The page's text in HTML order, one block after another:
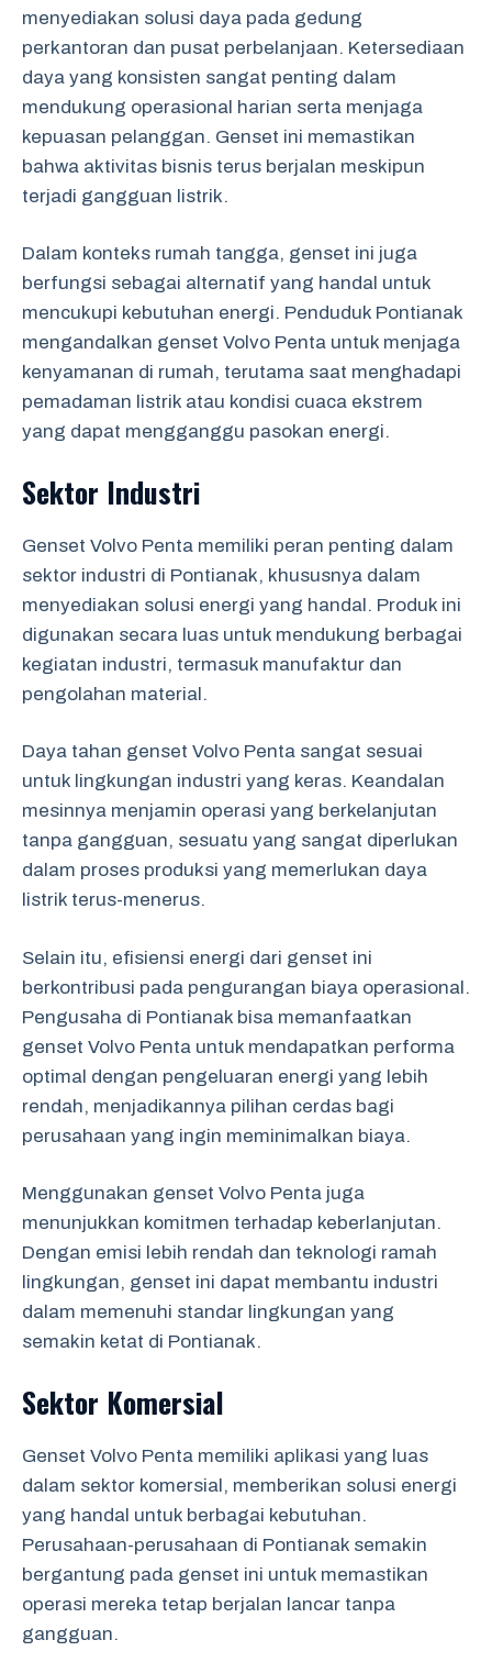
menyediakan solusi daya pada gedung
perkantoran dan pusat perbelanjaan. Ketersediaan
daya yang konsisten sangat penting dalam
mendukung operasional harian serta menjaga
kepuasan pelanggan. Genset ini memastikan
bahwa aktivitas bisnis terus berjalan meskipun
terjadi gangguan listrik.
Dalam konteks rumah tangga, genset ini juga
berfungsi sebagai alternatif yang handal untuk
mencukupi kebutuhan energi. Penduduk Pontianak
mengandalkan genset Volvo Penta untuk menjaga
kenyamanan di rumah, terutama saat menghadapi
pemadaman listrik atau kondisi cuaca ekstrem
yang dapat mengganggu pasokan energi.
Sektor Industri
Genset Volvo Penta memiliki peran penting dalam
sektor industri di Pontianak, khususnya dalam
menyediakan solusi energi yang handal. Produk ini
digunakan secara luas untuk mendukung berbagai
kegiatan industri, termasuk manufaktur dan
pengolahan material.
Daya tahan genset Volvo Penta sangat sesuai
untuk lingkungan industri yang keras. Keandalan
mesinnya menjamin operasi yang berkelanjutan
tanpa gangguan, sesuatu yang sangat diperlukan
dalam proses produksi yang memerlukan daya
listrik terus-menerus.
Selain itu, efisiensi energi dari genset ini
berkontribusi pada pengurangan biaya operasional.
Pengusaha di Pontianak bisa memanfaatkan
genset Volvo Penta untuk mendapatkan performa
optimal dengan pengeluaran energi yang lebih
rendah, menjadikannya pilihan cerdas bagi
perusahaan yang ingin meminimalkan biaya.
Menggunakan genset Volvo Penta juga
menunjukkan komitmen terhadap keberlanjutan.
Dengan emisi lebih rendah dan teknologi ramah
lingkungan, genset ini dapat membantu industri
dalam memenuhi standar lingkungan yang
semakin ketat di Pontianak.
Sektor Komersial
Genset Volvo Penta memiliki aplikasi yang luas
dalam sektor komersial, memberikan solusi energi
yang handal untuk berbagai kebutuhan.
Perusahaan-perusahaan di Pontianak semakin
bergantung pada genset ini untuk memastikan
operasi mereka tetap berjalan lancar tanpa
gangguan.